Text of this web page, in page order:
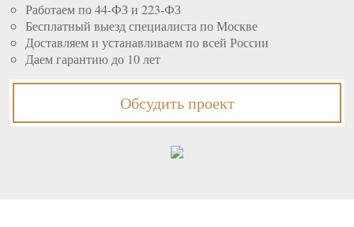
Работаем по 44-ФЗ и 223-ФЗ
Бесплатный выезд специалиста по Москве
Доставляем и устанавливаем по всей России
Даем гарантию до 10 лет
Обсудить проект